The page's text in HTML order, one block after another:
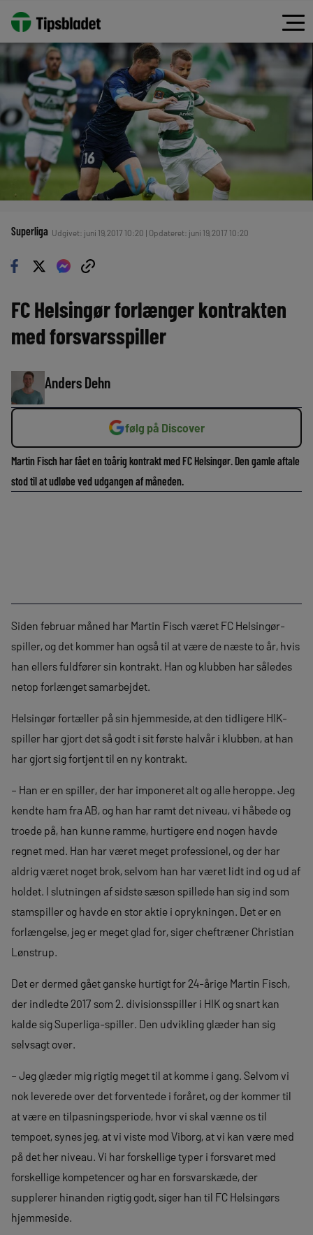
Superliga Udgivet: juni 19, 2017 10:20 | Opdateret: juni 19, 2017 10:20
FC Helsingør forlænger kontrakten
med forsvarsspiller
Anders Dehn
følg på Discover
Martin Fisch har fået en toårig kontrakt med FC Helsingør. Den gamle aftale
stod til at udløbe ved udgangen af måneden.
Siden februar måned har Martin Fisch været FC Helsingør-
spiller, og det kommer han også til at være de næste to år, hvis
han ellers fuldfører sin kontrakt. Han og klubben har således
netop forlænget samarbejdet.
Helsingør fortæller på sin hjemmeside, at den tidligere HIK-
spiller har gjort det så godt i sit første halvår i klubben, at han
har gjort sig fortjent til en ny kontrakt.
– Han er en spiller, der har imponeret alt og alle heroppe. Jeg
kendte ham fra AB, og han har ramt det niveau, vi håbede og
troede på, han kunne ramme, hurtigere end nogen havde
regnet med. Han har været meget professionel, og der har
aldrig været noget brok, selvom han har været lidt ind og ud af
holdet. I slutningen af sidste sæson spillede han sig ind som
stamspiller og havde en stor aktie i oprykningen. Det er en
forlængelse, jeg er meget glad for, siger cheftræner Christian
Lønstrup.
Det er dermed gået ganske hurtigt for 24-årige Martin Fisch,
der indledte 2017 som 2. divisionsspiller i HIK og snart kan
kalde sig Superliga-spiller. Den udvikling glæder han sig
selvsagt over.
– Jeg glæder mig rigtig meget til at komme i gang. Selvom vi
nok leverede over det forventede i foråret, og der kommer til
at være en tilpasningsperiode, hvor vi skal vænne os til
tempoet, synes jeg, at vi viste mod Viborg, at vi kan være med
på det her niveau. Vi har forskellige typer i forsvaret med
forskellige kompetencer og har en forsvarskæde, der
supplerer hinanden rigtig godt, siger han til FC Helsingørs
hjemmeside.